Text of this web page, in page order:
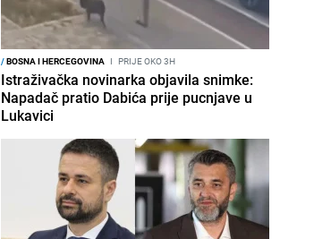
/BOSNA I HERCEGOVINA I PRIJE OKO 3H
Istraživačka novinarka objavila snimke:
Napadač pratio Dabića prije pucnjave u
Lukavici